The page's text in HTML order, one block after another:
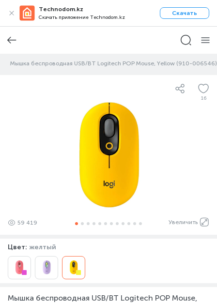
Technodom.kz
Скачать приложение Technodom.kz
Скачать
Мышка беспроводная USB/BT Logitech POP Mouse, Yellow (910-006546)
16
Увеличить
59 419
Цвет: желтый
Мышка беспроводная USB/BT Logitech POP Mouse,